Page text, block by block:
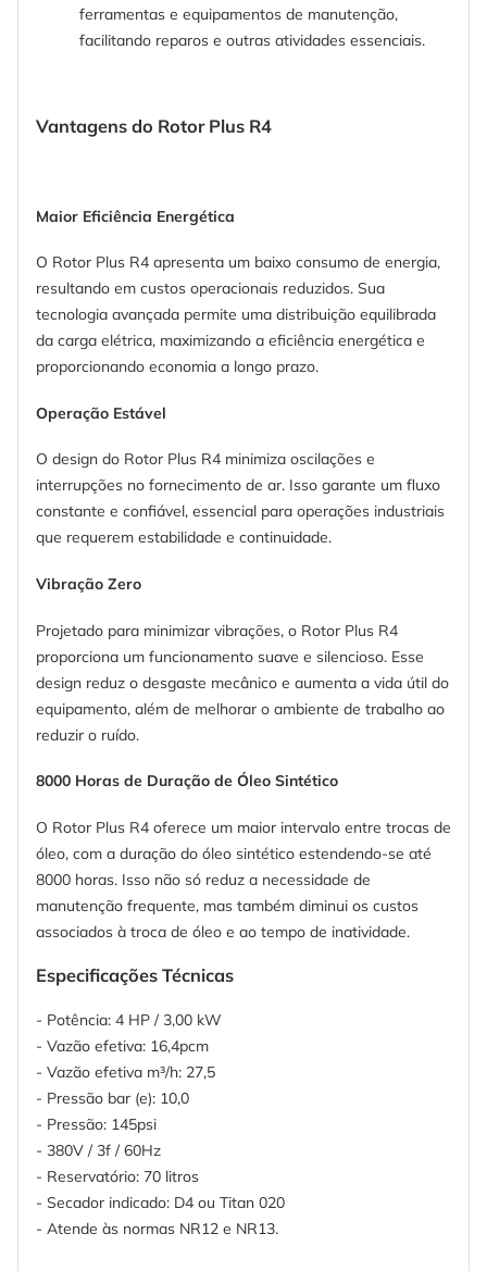
ferramentas e equipamentos de manutenção,
facilitando reparos e outras atividades essenciais.
Vantagens do Rotor Plus R4
Maior Eficiência Energética
O Rotor Plus R4 apresenta um baixo consumo de energia,
resultando em custos operacionais reduzidos. Sua
tecnologia avançada permite uma distribuição equilibrada
da carga elétrica, maximizando a eficiência energética e
proporcionando economia a longo prazo.
Operação Estável
O design do Rotor Plus R4 minimiza oscilações e
interrupções no fornecimento de ar. Isso garante um fluxo
constante e confiável, essencial para operações industriais
que requerem estabilidade e continuidade.
Vibração Zero
Projetado para minimizar vibrações, o Rotor Plus R4
proporciona um funcionamento suave e silencioso. Esse
design reduz o desgaste mecânico e aumenta a vida útil do
equipamento, além de melhorar o ambiente de trabalho ao
reduzir o ruído.
8000 Horas de Duração de Óleo Sintético
O Rotor Plus R4 oferece um maior intervalo entre trocas de
óleo, com a duração do óleo sintético estendendo-se até
8000 horas. Isso não só reduz a necessidade de
manutenção frequente, mas também diminui os custos
associados à troca de óleo e ao tempo de inatividade.
Especificações Técnicas
- Potência: 4 HP / 3,00 kW
- Vazão efetiva: 16,4pcm
- Vazão efetiva m³/h: 27,5
- Pressão bar (e): 10,0
- Pressão: 145psi
- 380V / 3f / 60Hz
- Reservatório: 70 litros
- Secador indicado: D4 ou Titan 020
- Atende às normas NR12 e NR13.